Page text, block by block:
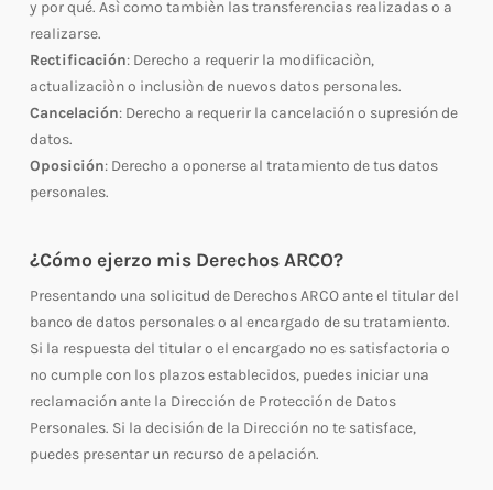
y por qué. Asì como tambièn las transferencias realizadas o a
realizarse.
Rectificación: Derecho a requerir la modificaciòn,
actualizaciòn o inclusiòn de nuevos datos personales.
Cancelación: Derecho a requerir la cancelación o supresión de
datos.
Oposición: Derecho a oponerse al tratamiento de tus datos
personales.
¿Cómo ejerzo mis Derechos ARCO?
Presentando una solicitud de Derechos ARCO ante el titular del
banco de datos personales o al encargado de su tratamiento.
Si la respuesta del titular o el encargado no es satisfactoria o
no cumple con los plazos establecidos, puedes iniciar una
reclamación ante la Dirección de Protección de Datos
Personales. Si la decisión de la Dirección no te satisface,
puedes presentar un recurso de apelación.